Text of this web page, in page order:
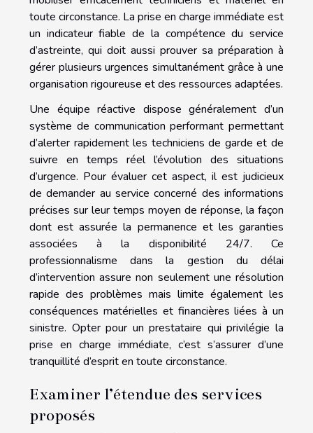
toute circonstance. La prise en charge immédiate est
un indicateur fiable de la compétence du service
d’astreinte, qui doit aussi prouver sa préparation à
gérer plusieurs urgences simultanément grâce à une
organisation rigoureuse et des ressources adaptées.
Une équipe réactive dispose généralement d’un
système de communication performant permettant
d’alerter rapidement les techniciens de garde et de
suivre en temps réel l’évolution des situations
d’urgence. Pour évaluer cet aspect, il est judicieux
de demander au service concerné des informations
précises sur leur temps moyen de réponse, la façon
dont est assurée la permanence et les garanties
associées à la disponibilité 24/7. Ce
professionnalisme dans la gestion du délai
d’intervention assure non seulement une résolution
rapide des problèmes mais limite également les
conséquences matérielles et financières liées à un
sinistre. Opter pour un prestataire qui privilégie la
prise en charge immédiate, c’est s’assurer d’une
tranquillité d’esprit en toute circonstance.
Examiner l’étendue des services
proposés